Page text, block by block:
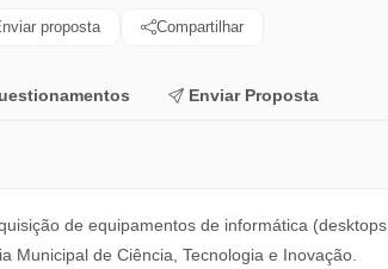
proposta Compartilhar
Enviar Proposta
de equipamentos de informática (desktops,
Municipal de Ciência, Tecnologia e Inovação.